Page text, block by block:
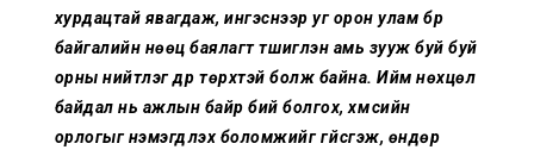
хурдацтай явагдаж, ингэснээр уг орон улам бүр
байгалийн нөөц баялагт түшиглэн амь зууж буй буй
орны нийтлэг дүр төрхтэй болж байна. Ийм нөхцөл
байдал нь ажлын байр бий болгох, хүмүүсийн
орлогыг нэмэгдүүлэх боломжийг үгүйсгэж, өндөр